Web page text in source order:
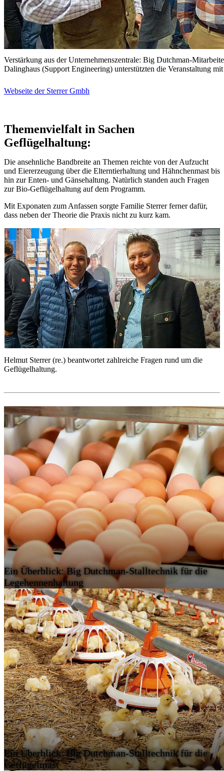
Verstärkung aus der Unternehmenszentrale: Big Dutchman-
Dalinghaus (Support Engineering) unterstützten die Veranstaltung
Webseite der Sterrer Gmbh
Themenvielfalt in Sachen
Geflügelhaltung:
Die ansehnliche Bandbreite an Themen reichte von der Aufzucht
und Eiererzeugung über die Elterntierhaltung und Hähnchenmast bis
hin zur Enten- und Gänsehaltung. Natürlich standen auch Fragen
zur Bio-Geflügelhaltung auf dem Programm.
Mit Exponaten zum Anfassen sorgte Familie Sterrer ferner dafür,
dass neben der Theorie die Praxis nicht zu kurz kam.
Helmut Sterrer (re.) beantwortet zahlreiche Fragen rund um die
Geflügelhaltung.
Ein Überblick: Big Dutchman-Stalltechnik für die
Legehennenhaltung
Ein Überblick: Big Dutchman-Stalltechnik für die
Geflügelmast